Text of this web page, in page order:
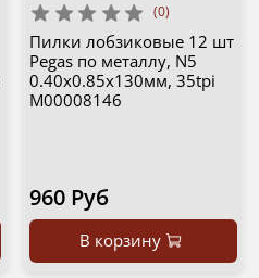
(0)
Пилки лобзиковые 12 шт
Pegas по металлу, N5
0.40х0.85х130мм, 35tpi
М00008146
960 Руб
В корзину